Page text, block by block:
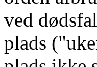
ved
plads